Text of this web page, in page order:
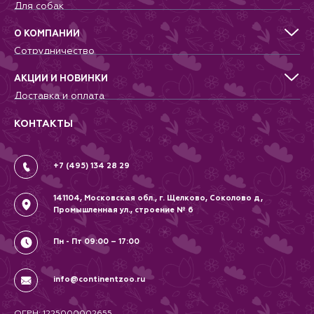
холодильнике не более 2 суток.
Перед подачей рекомендуется
довести продукт до комнатной
температуры.
Рекомендация по кормлению:
суточная норма 40-50 г на 1 кг
веса животного.
Для собак
Для кошек
Для грызунов
Для птиц
Аквариумистика, пруд, море
Террариумистика
О КОМПАНИИ
Сотрудничество
Питомникам
Добрые дела
Новости
Контакты
Вопрос-Ответ
АКЦИИ И НОВИНКИ
Доставка и оплата
Гарантии и возврат
Вакансии
Политика
Соглашение
КОНТАКТЫ
+7 (495) 134 28 29
141104, Московская обл., г. Щелково, Соколово д,
Промышленная ул., строение № 6
Пн - Пт 09:00 – 17:00
info@continentzoo.ru